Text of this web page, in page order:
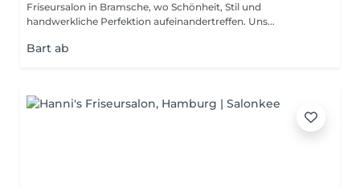
Friseursalon in Bramsche, wo Schönheit, Stil und
handwerkliche Perfektion aufeinandertreffen. Uns...
Bart ab